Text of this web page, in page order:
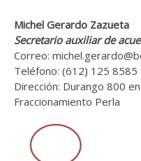
Michel Gerardo Zazueta
Secretario auxiliar de
Correo:
Teléfono: (612) 125 8585
Dirección: Durango 800
Fraccionamiento Perla